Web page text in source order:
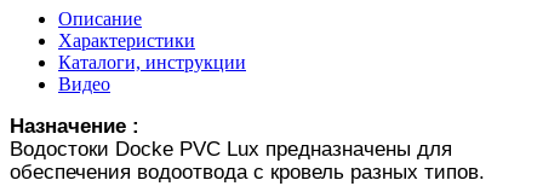
Описание
Характеристики
Каталоги, инструкции
Видео
Назначение :
Водостоки Docke PVC Lux предназначены для
обеспечения водоотвода с кровель разных типов.